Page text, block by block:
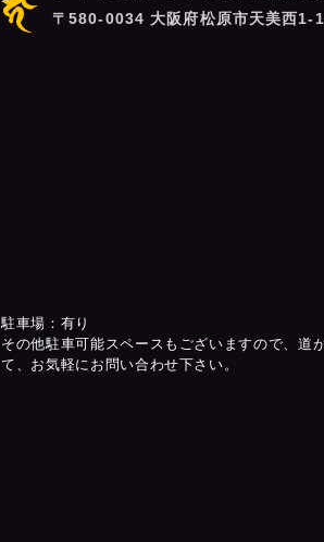
〒580-0034 大阪府松原市天美西1-
駐車場：有り
その他駐車可能スペースもございますので、道
て、お気軽にお問い合わせ下さい。